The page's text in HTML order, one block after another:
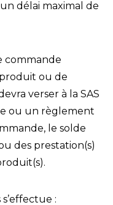
délai maximal de
commande
produit ou de
verser à la SAS
ou un règlement
le solde
des prestation(s)
: